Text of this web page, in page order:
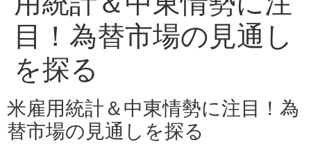
目！為替市場の見通し
を探る
米雇用統計＆中東情勢に注目！為
替市場の見通しを探る